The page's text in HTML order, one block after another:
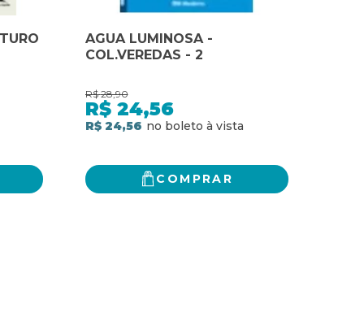
AGUA LUMINOSA -
COL.VEREDAS - 2
R$ 28,90
R$ 24,56
R$ 24,56
COMPRAR